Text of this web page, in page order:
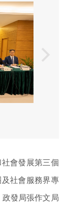
會發展第三個
社會服務界專
發局張作文局